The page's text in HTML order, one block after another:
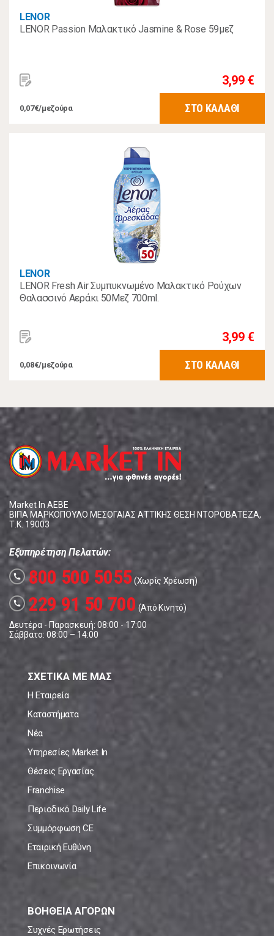
LENOR
LENOR Passion Μαλακτικό Jasmine & Rose 59μεζ
3,99 €
0,07€/μεζούρα ΣΤΟ ΚΑΛΑΘΙ
LENOR
LENOR Fresh Air Συμπυκνωμένο Μαλακτικό Ρούχων
Θαλασσινό Αεράκι 50Μεζ 700ml.
3,99 €
0,08€/μεζούρα ΣΤΟ ΚΑΛΑΘΙ
Market In ΑΕΒΕ
ΒΙΠΑ ΜΑΡΚΟΠΟΥΛΟ ΜΕΣΟΓΑΙΑΣ ΑΤΤΙΚΗΣ ΘΕΣΗ ΝΤΟΡΟΒΑΤΕΖΑ,
Τ.Κ. 19003
Εξυπηρέτηση Πελατών:
call 800 500 5055(Χωρίς Χρέωση)
call 229 91 50 700 (Από Κινητό)
Δευτέρα - Παρασκευή: 08:00 - 17:00
Σάββατο: 08:00 – 14:00
ΣΧΕΤΙΚΑ ΜΕ ΜΑΣ
Η Εταιρεία
Καταστήματα
Νέα
Υπηρεσίες Market In
Θέσεις Εργασίας
Franchise
Περιοδικό Daily Life
Συμμόρφωση CE
Εταιρική Ευθύνη
Επικοινωνία
ΒΟΗΘΕΙΑ ΑΓΟΡΩΝ
Συχνές Ερωτήσεις